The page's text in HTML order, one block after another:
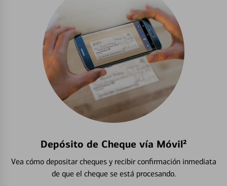
Depósito de Cheque vía Móvil²
Vea cómo depositar cheques y recibir confirmación inmediata
de que el cheque se está procesando.